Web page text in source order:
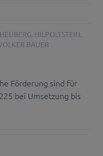
HEUBERG, HILPOLTSTEIN,
BAUER
Förderung sind für
bei Umsetzung bis